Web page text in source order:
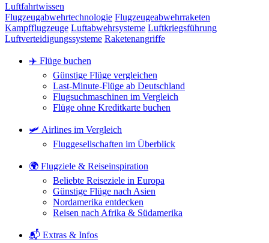
Luftfahrtwissen
Flugzeugabwehrtechnologie Flugzeugeabwehrraketen
Kampfflugzeuge Luftabwehrsysteme Luftkriegsführung
Luftverteidigungssysteme Raketenangriffe
✈️ Flüge buchen
Günstige Flüge vergleichen
Last-Minute-Flüge ab Deutschland
Flugsuchmaschinen im Vergleich
Flüge ohne Kreditkarte buchen
🛩️ Airlines im Vergleich
Fluggesellschaften im Überblick
🌍 Flugziele & Reiseinspiration
Beliebte Reiseziele in Europa
Günstige Flüge nach Asien
Nordamerika entdecken
Reisen nach Afrika & Südamerika
📬 Extras & Infos